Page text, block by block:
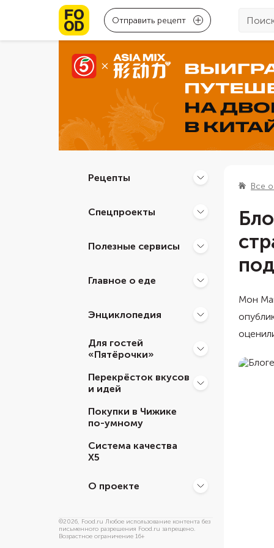
Отправить рецепт
Рецепты
Спецпроекты
Полезные сервисы
Главное о еде
Энциклопедия
Для гостей
«Пятёрочки»
Перекрёсток вкусов
и идей
Покупки в Чижике
по-умному
Система качества
Х5
О проекте
©2026, Food.ru Любое использование контента без
письменного разрешения Food.ru запрещено.
Возрастное ограничение 16+
Все
Мон